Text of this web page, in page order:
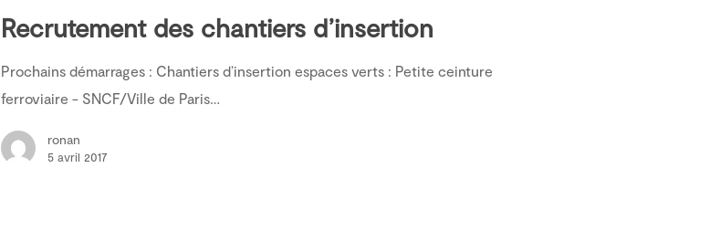
Recrutement des chantiers d’insertion
Prochains démarrages : Chantiers d’insertion espaces verts : Petite ceinture
ferroviaire - SNCF/Ville de Paris…
ronan
5 avril 2017